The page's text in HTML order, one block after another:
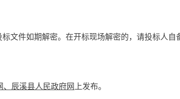
文件如期解密。在开标现场解密的，请投标人自
辰溪县人民政府网上发布。